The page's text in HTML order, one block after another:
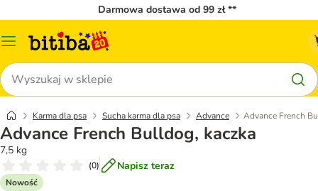
Darmowa dostawa od 99 zł **
Menu
Szukaj
Karma dla psa Sucha karma dla psa Advance Advance French
Advance French Bulldog, kaczka
7,5 kg
(0) Napisz teraz
Nowość